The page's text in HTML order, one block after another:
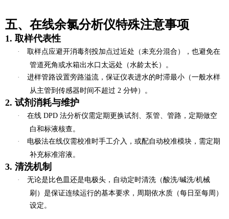
五、在线余氯分析仪特殊注意事项
1. 取样代表性
·
取样点应避开消毒剂投加点过近处（未充分混合），也避免在
管道死角或水箱出水口太远处（水龄太长）。
·
进样管路设置旁路溢流 ，保证仪表进水的时滞最小（一般水样
从主管到传感器时间不超过 2 分钟）。
2. 试剂消耗与维护
·
在线 DPD 法分析仪需定期更换试剂、泵管、管路，定期做空
白和标液核查。
·
电极法在线仪需校准时手工介入，或配自动校准模块，需定期
补充标准溶液。
3. 清洗机制
·
无论是比色皿还是电极头，自动定时清洗（酸洗/碱洗/机械
刷）是保证连续运行的基本要求，周期依水质（每日至每周）
设定。